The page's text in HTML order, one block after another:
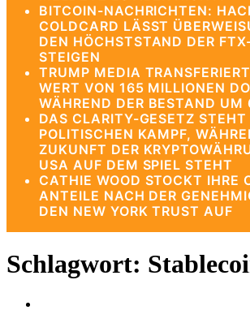
BITCOIN-NACHRICHTEN:
COLDCARD LÄSST
DEN HÖCHSTSTAND DER
STEIGEN
TRUMP MEDIA
WERT VON 165 MILLIONEN
WÄHREND DER BESTAND UM
DAS CLARITY-GESETZ STEHT
POLITISCHEN KAMPF,
ZUKUNFT DER
USA AUF DEM SPIEL STEHT
CATHIE WOOD STOCKT IHRE
ANTEILE NACH DER
DEN NEW YORK TRUST AUF
Schlagwort: